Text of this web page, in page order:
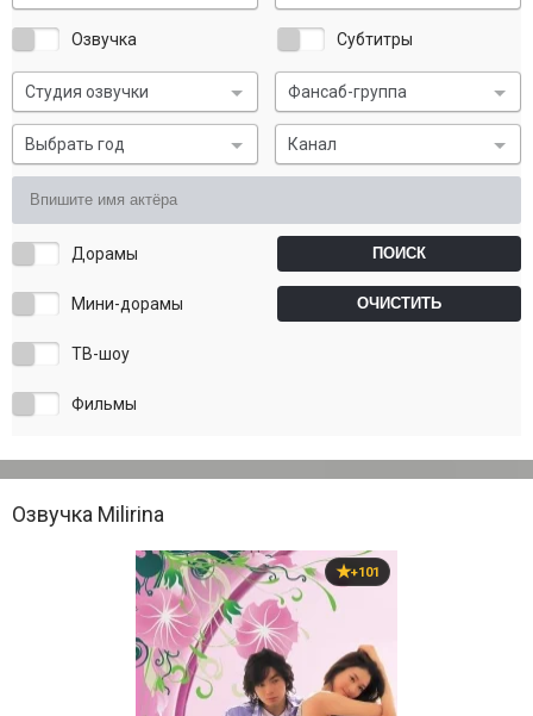
Озвучка Субтитры
Студия озвучки Фансаб-группа
Выбрать год Канал
Дорамы
Мини-дорамы
ТВ-шоу
Фильмы
Озвучка Milirina
+101